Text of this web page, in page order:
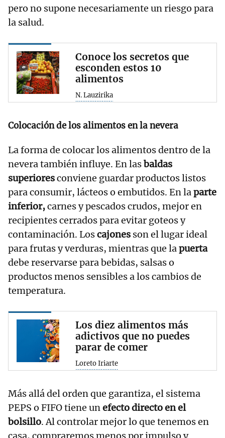
pero no supone necesariamente un riesgo para
la salud.
Conoce los secretos que
esconden estos 10
alimentos
N. Lauzirika
Colocación de los alimentos en la nevera
La forma de colocar los alimentos dentro de la
nevera también influye. En lasbaldas
superioresconviene guardar productos listos
para consumir, lácteos o embutidos. En laparte
inferior,carnes y pescados crudos, mejor en
recipientes cerrados para evitar goteos y
contaminación. Loscajones son el lugar ideal
para frutas y verduras, mientras que lapuerta
debe reservarse para bebidas, salsas o
productos menos sensibles a los cambios de
temperatura.
Los diez alimentos más
adictivos que no puedes
parar de comer
Loreto Iriarte
Más allá del orden que garantiza, el sistema
PEPS o FIFO tiene unefecto directo en el
bolsillo. Al controlar mejor lo que tenemos en